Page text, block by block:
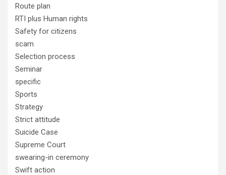
Route plan
RTI plus Human rights
Safety for citizens
scam
Selection process
Seminar
specific
Sports
Strategy
Strict attitude
Suicide Case
Supreme Court
swearing-in ceremony
Swift action